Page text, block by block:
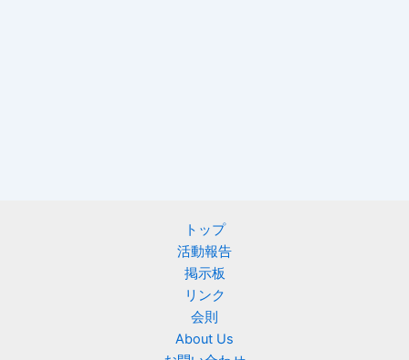
トップ
活動報告
掲示板
リンク
会則
About Us